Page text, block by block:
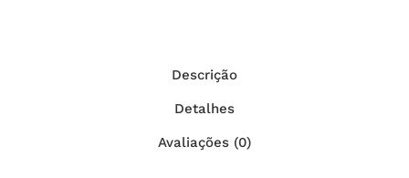
Descrição
Detalhes
Avaliações (0)